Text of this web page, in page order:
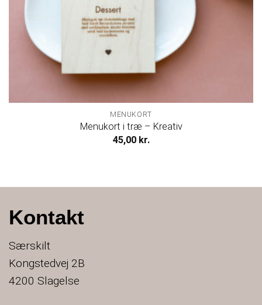
MENUKORT
Menukort i træ – Kreativ
45,00 kr.
Kontakt
Særskilt
Kongstedvej 2B
4200 Slagelse